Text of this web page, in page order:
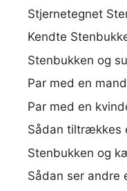
Stjernetegnet
Kendte
Stenbukken og
Par med en
Par med en
Sådan tiltrækkes
Stenbukken og
Sådan ser andre